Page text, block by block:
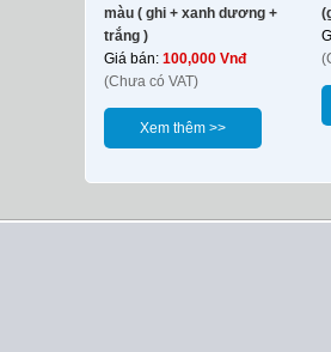
màu ( ghi + xanh dương +
trắng )
Giá bán: 100,000 Vnđ
(Chưa có VAT)
Xem thêm >>